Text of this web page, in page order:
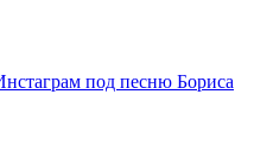
под песню Бориса